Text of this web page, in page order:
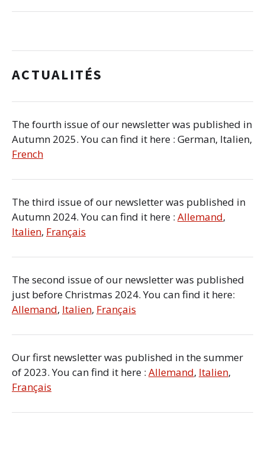
ACTUALITÉS
The fourth issue of our newsletter was published in
Autumn 2025. You can find it here : German, Italien,
French
The third issue of our newsletter was published in
Autumn 2024. You can find it here : Allemand,
Italien, Français
The second issue of our newsletter was published
just before Christmas 2024. You can find it here:
Allemand, Italien, Français
Our first newsletter was published in the summer
of 2023. You can find it here : Allemand, Italien,
Français